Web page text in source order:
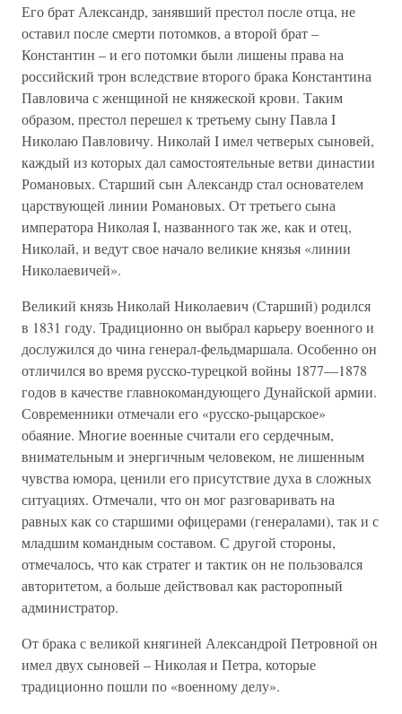
Его брат Александр, занявший престол после отца, не
оставил после смерти потомков, а второй брат –
Константин – и его потомки были лишены права на
российский трон вследствие второго брака Константина
Павловича с женщиной не княжеской крови. Таким
образом, престол перешел к третьему сыну Павла I
Николаю Павловичу. Николай I имел четверых сыновей,
каждый из которых дал самостоятельные ветви династии
Романовых. Старший сын Александр стал основателем
царствующей линии Романовых. От третьего сына
императора Николая I, названного так же, как и отец,
Николай, и ведут свое начало великие князья «линии
Николаевичей».
Великий князь Николай Николаевич (Старший) родился
в 1831 году. Традиционно он выбрал карьеру военного и
дослужился до чина генерал-фельдмаршала. Особенно он
отличился во время русско-турецкой войны 1877—1878
годов в качестве главнокомандующего Дунайской армии.
Современники отмечали его «русско-рыцарское»
обаяние. Многие военные считали его сердечным,
внимательным и энергичным человеком, не лишенным
чувства юмора, ценили его присутствие духа в сложных
ситуациях. Отмечали, что он мог разговаривать на
равных как со старшими офицерами (генералами), так и с
младшим командным составом. С другой стороны,
отмечалось, что как стратег и тактик он не пользовался
авторитетом, а больше действовал как расторопный
администратор.
От брака с великой княгиней Александрой Петровной он
имел двух сыновей – Николая и Петра, которые
традиционно пошли по «военному делу».